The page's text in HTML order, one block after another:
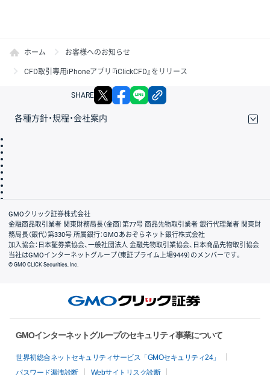
ホーム お客様へのお知らせ
CFD取引専用iPhoneアプリ『iClickCFD』をリリース
SHARE X facebook
各種方針・規程・会社案内
会社案内
GMOクリック証券株式会社
金融商品取引業者 関東財務局長（金商）第77号 商品先物取引業者 銀行代理業者 関東財
務局長（銀代）第330号 所属銀行：GMOあおぞらネット銀行株式会社
加入協会：日本証券業協会、一般社団法人 金融先物取引業協会、日本商品先物取引協会
当社はGMOインターネットグループ（東証プライム上場9449）のメンバーです。
© GMO CLICK Securities, Inc.
GMOインターネットグループのセキュリティ事業について
世界初総合ネットセキュリティサービス「GMOセキュリティ24」
パスワード漏洩診断
Webサイトリスク診断